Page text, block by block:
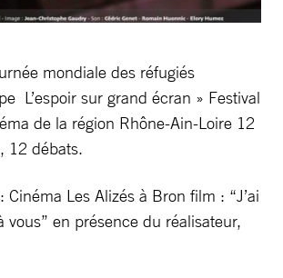
mondiale des réfugiés
L’espoir sur grand écran » Festival
de la région Rhône-Ain-Loire 12
12 débats.
Les Alizés à Bron film : “J’ai
vous” en présence du réalisateur,